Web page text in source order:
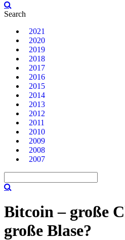
Search
2021
2020
2019
2018
2017
2016
2015
2014
2013
2012
2011
2010
2009
2008
2007
Bitcoin – große
große Blase?